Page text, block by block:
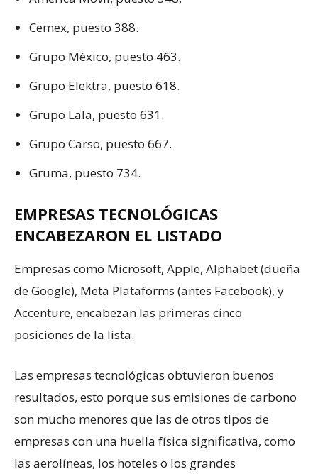
Cemex, puesto 388.
Grupo México, puesto 463.
Grupo Elektra, puesto 618.
Grupo Lala, puesto 631.
Grupo Carso, puesto 667.
Gruma, puesto 734.
EMPRESAS TECNOLÓGICAS
ENCABEZARON EL LISTADO
Empresas como Microsoft, Apple, Alphabet (dueña
de Google), Meta Plataforms (antes Facebook), y
Accenture, encabezan las primeras cinco
posiciones de la lista.
Las empresas tecnológicas obtuvieron buenos
resultados, esto porque sus emisiones de carbono
son mucho menores que las de otros tipos de
empresas con una huella física significativa, como
las aerolíneas, los hoteles o los grandes